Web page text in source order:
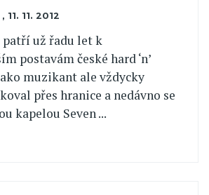
, 11. 11. 2012
už řadu let k
postavám české hard ‘n’
muzikant ale vždycky
přes hranice a nedávno se
kapelou Seven ...